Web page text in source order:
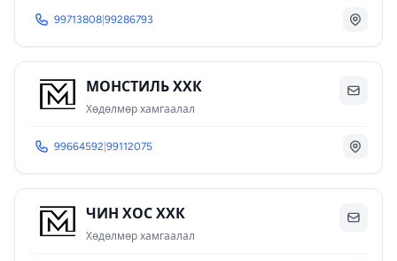
99713808 99286793
МОНСТИЛЬ ХХК
Хөдөлмөр хамгаалал
99664592 99112075
ЧИН ХОС ХХК
Хөдөлмөр хамгаалал